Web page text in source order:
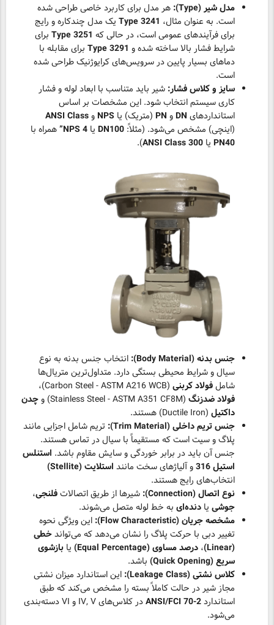
مدل شیر (Type):
هر مدل برای کاربرد خاصی طراحی شده
است. به عنوان مثال، Type 3241 یک مدل چندکاره و رایج
برای فرآیندهای عمومی است، در حالی که Type 3251 برای
شرایط فشار بالا ساخته شده و Type 3291 برای مقابله با
دماهای بسیار پایین در سرویس‌های کرایوژنیک طراحی شده
است.
سایز و کلاس فشار: شیر باید متناسب با ابعاد لوله و فشار
کاری سیستم انتخاب شود. این مشخصات بر اساس
استانداردهای DNو PN (متریک) یا NPSوANSI Class
(اینچی) مشخص می‌شود. (مثلاً: DN100 یا NPS 4” همراه با
PN40 یا ANSI Class 300
).
جنس بدنه (Body Material):
انتخاب جنس بدنه به نوع
سیال و شرایط محیطی بستگی دارد. متداول‌ترین متریال‌ها
شاملفولاد کربنی (Carbon Steel - ASTM A216 WCB)،
فولاد ضدزنگ (Stainless Steel - ASTM A351 CF8M) و
چدن
داکتیل (Ductile Iron) هستند.
جنس تریم داخلی (Trim Material):
تریم شامل اجزایی مانند
پلاگ و سیت است که مستقیماً با سیال در تماس هستند.
جنس آن باید در برابر خوردگی و سایش مقاوم باشد. استنلس
استیل 316
و آلیاژهای سخت مانند استلایت (Stellite)
انتخاب‌های رایج هستند.
نوع اتصال (Connection):
شیرها از طریق اتصالاتفلنجی،
جوشی یا دنده‌ای به خط لوله متصل می‌شوند.
مشخصه جریان (Flow Characteristic):
این ویژگی نحوه
تغییر دبی با حرکت پلاگ را نشان می‌دهد که می‌تواندخطی
(Linear)
، درصد مساوی (Equal Percentage) یا بازشوی
سریع (Quick Opening)
باشد.
کلاس نشتی (Leakage Class):
این استاندارد میزان نشتی
مجاز شیر در حالت کاملاً بسته را مشخص می‌کند که طبق
استانداردANSI/FCI 70-2
در کلاس‌های IV, V و VI دسته‌بندی
می‌شود.